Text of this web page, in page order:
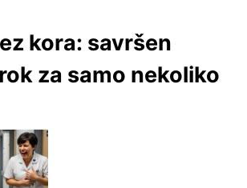
kora: savršen
za samo nekoliko